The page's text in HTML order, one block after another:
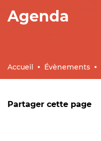
Accueil Évènements
Agenda
Partager cette page